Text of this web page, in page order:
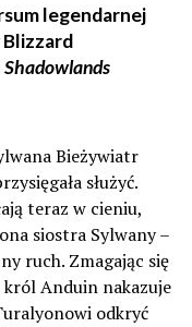
legendarnej
Shadowlands
Bieżywiatr
służyć.
teraz w cieniu,
siostra Sylwany –
ruch. Zmagając się
król Anduin nakazuje
odkryć